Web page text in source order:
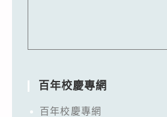
百年校慶專網
百年校慶專網